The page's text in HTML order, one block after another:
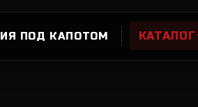
ПОД КАПОТОМ КАТАЛОГ